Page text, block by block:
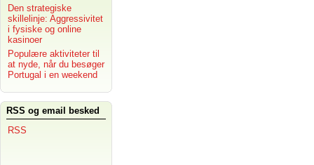
Den strategiske
skillelinje: Aggressivitet
i fysiske og online
kasinoer
Populære aktiviteter til
at nyde, når du besøger
Portugal i en weekend
RSS og email besked
RSS